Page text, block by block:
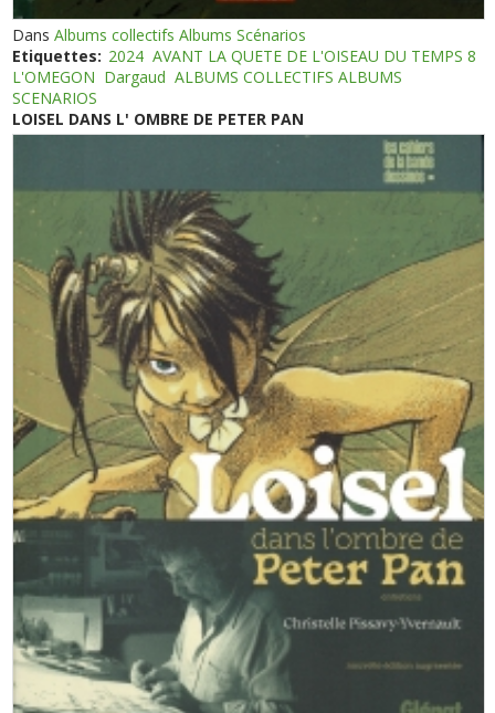
DansAlbums collectifs Albums Scénarios
Etiquettes: 2024 AVANT LA QUETE DE L'OISEAU DU TEMPS 8
L'OMEGON Dargaud ALBUMS COLLECTIFS ALBUMS
SCENARIOS
LOISEL DANS L' OMBRE DE PETER PAN